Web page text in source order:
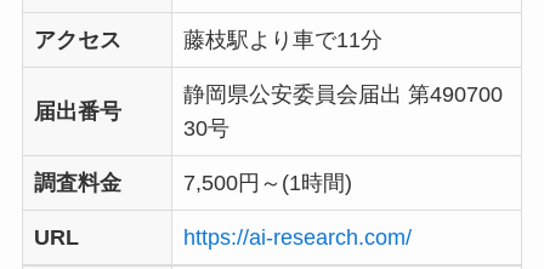
アクセス 藤枝駅より車で11分
届出番号
静岡県公安委員会届出 第490700
30号
調査料金 7,500円～(1時間)
URL https://ai-research.com/